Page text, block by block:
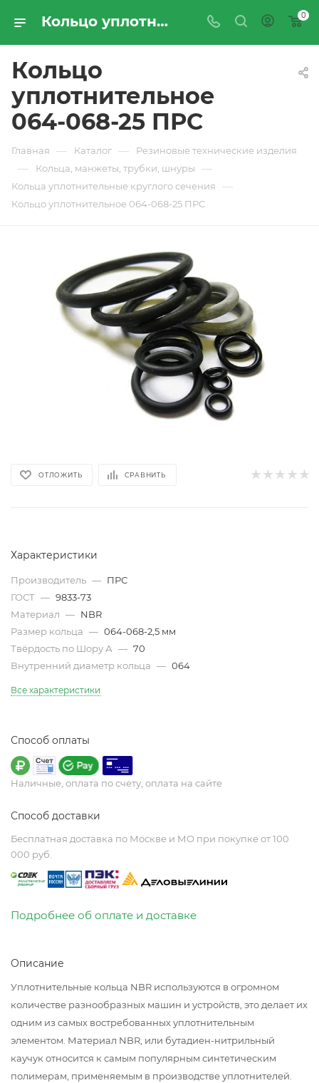
Кольцо уплотнительное 064-068-25 ПРС - купить по цене производителя с доставкой по Москве и России | ПРОМРЕСУРССЕРВИС 0
Кольцо
уплотнительное
064-068-25 ПРС
Главная — Каталог — Резиновые технические изделия
— Кольца, манжеты, трубки, шнуры —
Кольца уплотнительные круглого сечения —
Кольцо уплотнительное 064-068-25 ПРС
ОТЛОЖИТЬ СРАВНИТЬ
Характеристики
Производитель — ПРС
ГОСТ — 9833-73
Материал — NBR
Размер кольца — 064-068-2,5 мм
Твёрдость по Шору А — 70
Внутренний диаметр кольца — 064
Все характеристики
Способ оплаты
Наличные, оплата по счету, оплата на сайте
Способ доставки
Бесплатная доставка по Москве и МО при покупке от 100
000 руб.
Подробнее об оплате и доставке
Описание
Уплотнительные кольца NBR используются в огромном
количестве разнообразных машин и устройств, это делает их
одним из самых востребованных уплотнительным
элементом. Материал NBR, или бутадиен-нитрильный
каучук относится к самым популярным синтетическим
полимерам, применяемым в производстве уплотнителей.